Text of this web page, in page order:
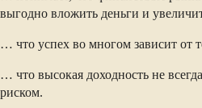
выгодно вложить деньги и
… что успех во многом зависит от
… что высокая доходность не
риском.